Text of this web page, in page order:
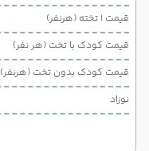
قیمت 1 تخته (هرنفر)
قیمت کودک با تخت (هر نفر)
قیمت کودک بدون تخت (هرنفر)
نوزاد